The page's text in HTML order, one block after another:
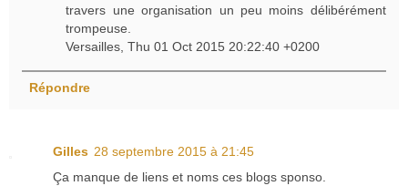
travers une organisation un peu moins délibérément
trompeuse.
Versailles, Thu 01 Oct 2015 20:22:40 +0200
Répondre
Gilles 28 septembre 2015 à 21:45
Ça manque de liens et noms ces blogs sponso.